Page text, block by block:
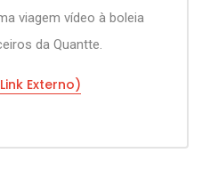
viagem vídeo à boleia
da Quantte.
Externo)